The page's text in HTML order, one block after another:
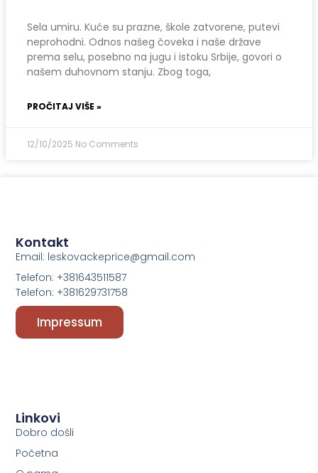
Sela umiru. Kuće su prazne, škole zatvorene, putevi
neprohodni. Odnos našeg čoveka i naše države
prema selu, posebno na jugu i istoku Srbije, govori o
našem duhovnom stanju. Zbog toga,
PROČITAJ VIŠE »
12/10/2025 No Comments
Linkovi
Dobro došli
Početna
Kontakt
Email: leskovackeprice@gmail.com
Telefon: +381643511587
Telefon: +381629731758
Impressum